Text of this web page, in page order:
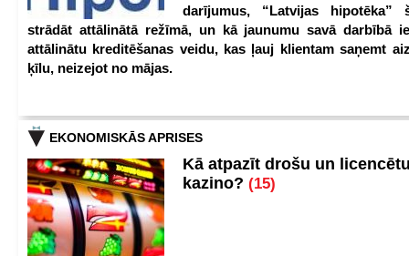
darījumus, “Latvijas hipotēka”
strādāt attālinātā režīmā, un kā jaunumu savā darbībā
attālinātu kreditēšanas veidu, kas ļauj klientam saņemt
ķīlu, neizejot no mājas.
EKONOMISKĀS APRISES
Kā atpazīt drošu un
kazino? (15)